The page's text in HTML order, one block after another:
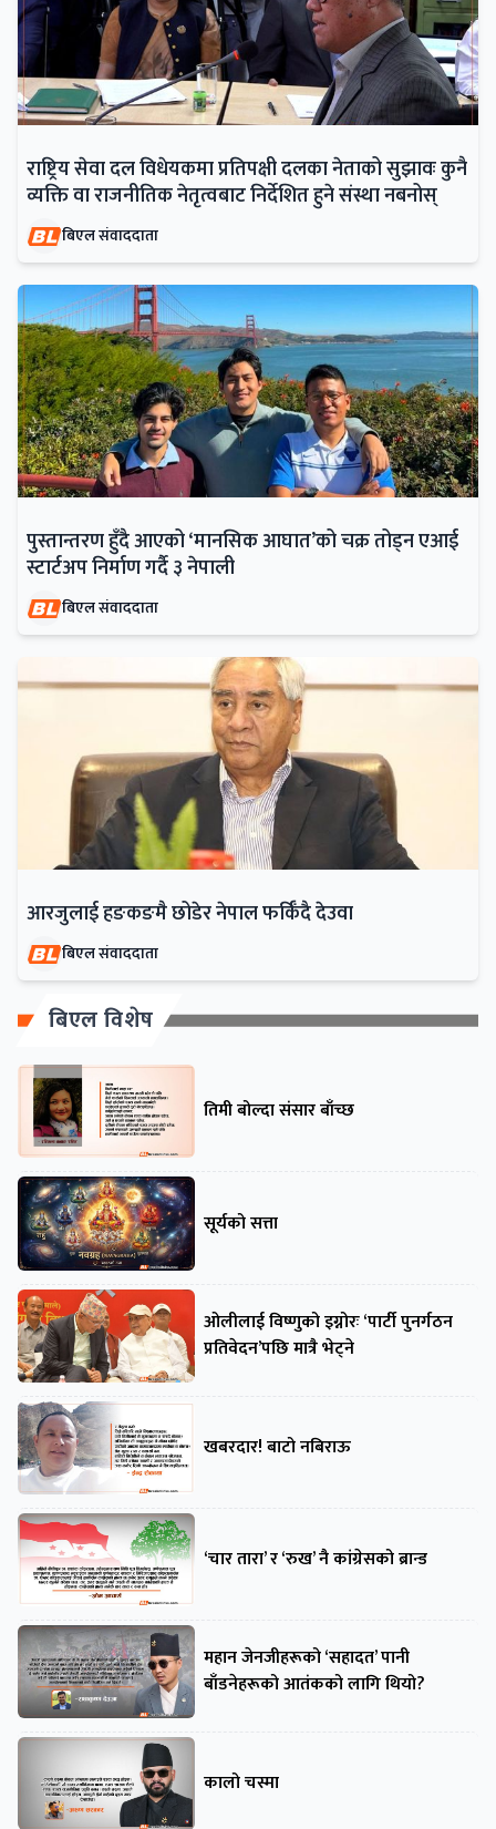
राष्ट्रिय सेवा दल विधेयकमा प्रतिपक्षी दलका नेताको सुझावः कुनै
व्यक्ति वा राजनीतिक नेतृत्वबाट निर्देशित हुने संस्था नबनोस्
बिएल संवाददाता
पुस्तान्तरण हुँदै आएको ‘मानसिक आघात’को चक्र तोड्न एआई
स्टार्टअप निर्माण गर्दै ३ नेपाली
बिएल संवाददाता
आरजुलाई हङकङमै छोडेर नेपाल फर्किँदै देउवा
बिएल संवाददाता
बिएल विशेष
तिमी बोल्दा संसार बाँच्छ
सूर्यको सत्ता
ओलीलाई विष्णुको इग्नोरः ‘पार्टी पुनर्गठन
प्रतिवेदन’पछि मात्रै भेट्ने
खबरदार! बाटो नबिराऊ
‘चार तारा’ र ‘रुख’ नै कांग्रेसको ब्रान्ड
महान जेनजीहरूको ‘सहादत’ पानी
बाँडनेहरूको आतंकको लागि थियो?
कालो चस्मा